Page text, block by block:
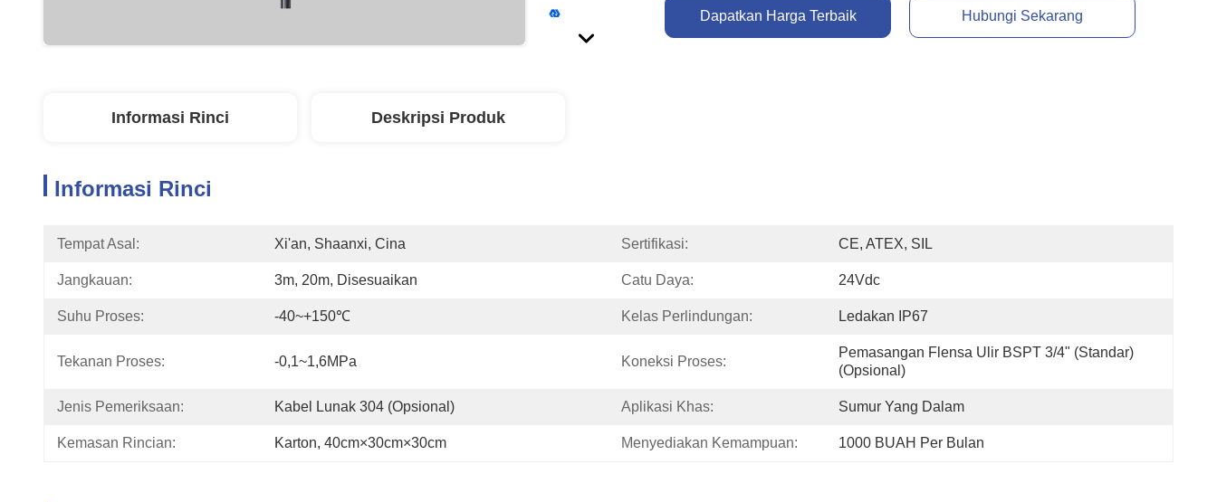
Dapatkan Harga Terbaik Hubungi Sekarang
Informasi Rinci Deskripsi Produk
Informasi Rinci
Tempat Asal: Xi'an, Shaanxi, Cina Sertifikasi: CE, ATEX, SIL
Jangkauan: 3m, 20m, Disesuaikan Catu Daya: 24Vdc
Suhu Proses: -40~+150℃ Kelas Perlindungan: Ledakan IP67
Tekanan Proses: -0,1~1,6MPa Koneksi Proses:
Pemasangan Flensa Ulir BSPT 3/4" (standar)
(opsional)
Jenis Pemeriksaan: Kabel Lunak 304 (opsional) Aplikasi Khas: Sumur Yang Dalam
Kemasan Rincian: Karton, 40cm×30cm×30cm Menyediakan Kemampuan: 1000 BUAH Per Bulan